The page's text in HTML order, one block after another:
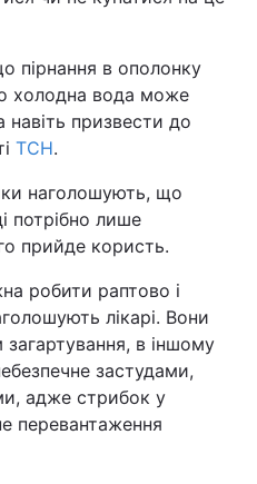
Статті
Думки
Вакансії
пірнання в ополонку
холодна вода може
навіть призвести до
ТСН.
наголошують, що
потрібно лише
прийде користь.
робити раптово і
лікарі. Вони
в іншому
застудами,
адже стрибок у
перевантаження